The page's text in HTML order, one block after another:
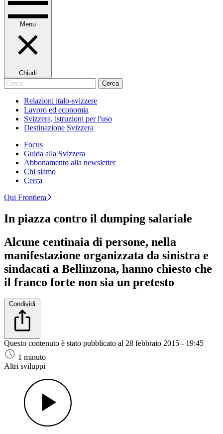
Menu
Chiudi
Cerca Cerca
Relazioni italo-svizzere
Lavoro ed economia
Svizzera, istruzioni per l'uso
Destinazione Svizzera
Focus
Guida alla Svizzera
Abbonamento alla newsletter
Chi siamo
Cerca
Qui Frontiera
In piazza contro il dumping salariale
Alcune centinaia di persone, nella
manifestazione organizzata da sinistra e
sindacati a Bellinzona, hanno chiesto che
il franco forte non sia un pretesto
Condividi
Questo contenuto è stato pubblicato al 28 febbraio 2015 - 19:45
1 minuto
Altri sviluppi